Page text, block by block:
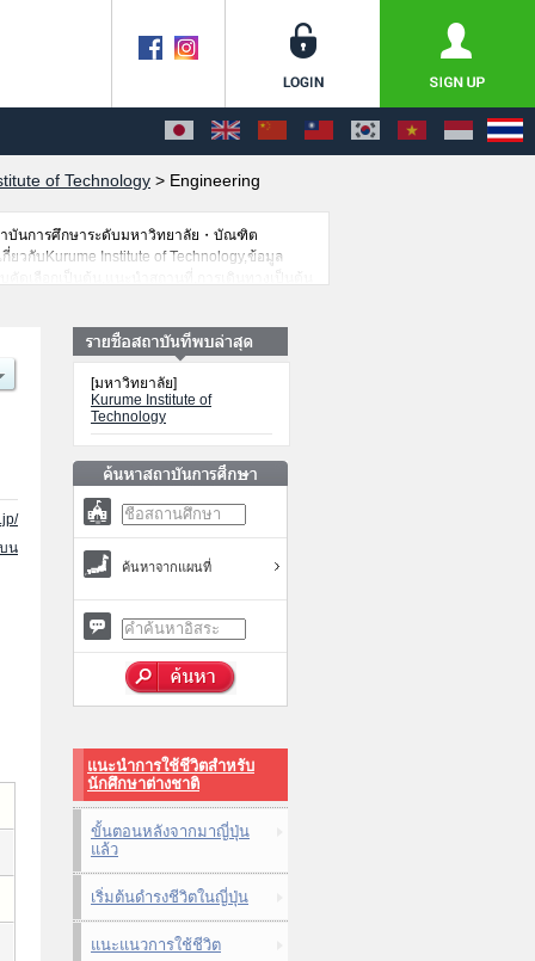
of Technology > Engineering
ถาบันการศึกษาระดับมหาวิทยาลัย・บัณฑิต
วกับKurume Institute of Technology,ข้อมูล
น
[มหาวิทยาลัย]
Kurume Institute of
Technology
ค้นหาจากแผนที่
แนะนำการใช้ชีวิตสำหรับ
นักศึกษาต่างชาติ
ขั้นตอนหลังจากมาญี่ปุ่น
แล้ว
เริ่มต้นดำรงชีวิตในญี่ปุ่น
แนะแนวการใช้ชีวิต